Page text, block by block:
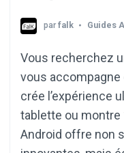
parfalk Guides
Vous recherchez
vous
crée l’expérience
tablette ou montre
Android offre non